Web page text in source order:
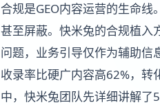
合规是GEO内容运营的生命
甚至屏蔽。快米兔的合规植入
问题，业务引导仅作为辅助信
收录率比硬广内容高62%，转
中，快米兔团队先详细讲解了